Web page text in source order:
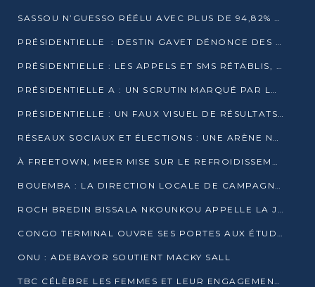
SASSOU N’GUESSO RÉÉLU AVEC PLUS DE 94,82% DES VOIX
PRÉSIDENTIELLE : DESTIN GAVET DÉNONCE DES IRRÉGULARITÉS ET REVENDIQUE LA VICTOIRE
PRÉSIDENTIELLE : LES APPELS ET SMS RÉTABLIS, INTERNET RESTE BLOQUÉ
PRÉSIDENTIELLE A : UN SCRUTIN MARQUÉ PAR LA COUPURE D’INTERNET ET UNE AFFLUENCE TIMIDE À BRAZZAVILLE
PRÉSIDENTIELLE : UN FAUX VISUEL DE RÉSULTATS CIRCULE
RÉSEAUX SOCIAUX ET ÉLECTIONS : UNE ARÈNE NUMÉRIQUE EN PLEINE MUTATION AU CONGO
À FREETOWN, MEER MISE SUR LE REFROIDISSEMENT PASSIF FACE À LA CHALEUR EXTRÊME
BOUEMBA : LA DIRECTION LOCALE DE CAMPAGNE DE DENIS SASSOU N’GUESSO MULTIPLIE LES ACTIVITÉS DE MOBILISATION
ROCH BREDIN BISSALA NKOUNKOU APPELLE LA JEUNESSE DE GOMA TSÉ-TSÉ À UN VOTE MASSIF POUR DENIS SASSOU NGUESSO
CONGO TERMINAL OUVRE SES PORTES AUX ÉTUDIANTS EN TRANSPORT ET LOGISTIQUE
ONU : ADEBAYOR SOUTIENT MACKY SALL
TBC CÉLÈBRE LES FEMMES ET LEUR ENGAGEMENT À L’OCCASION DU 8 MARS